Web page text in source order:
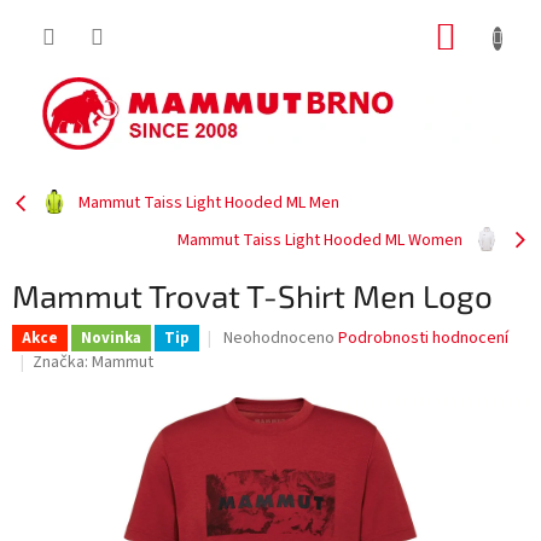
Mammut Taiss Light Hooded ML Men
Mammut Taiss Light Hooded ML Women
Mammut Trovat T-Shirt Men Logo
Akce Novinka Tip
Průměrné
je
5
hvězdiček.
Neohodnoceno Podrobnosti hodnocení
Značka: Mammut